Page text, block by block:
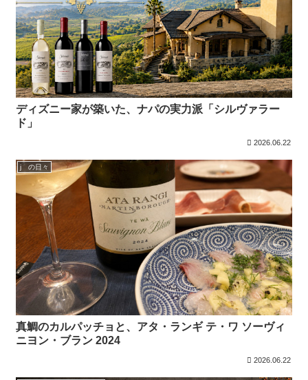
ディズニー家が築いた、ナパの実力派「シルヴァラー
ド」
2026.06.22
j の日々
真鯛のカルパッチョと、アタ・ランギ テ・ワ ソーヴィ
ニヨン・ブラン 2024
2026.06.22